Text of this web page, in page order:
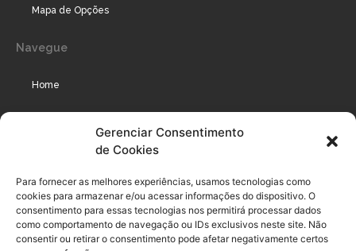
Gerenciar Consentimento
de Cookies
Para fornecer as melhores experiências, usamos tecnologias como
cookies para armazenar e/ou acessar informações do dispositivo. O
consentimento para essas tecnologias nos permitirá processar dados
como comportamento de navegação ou IDs exclusivos neste site. Não
consentir ou retirar o consentimento pode afetar negativamente certos
Mapa de Opções
Navegue
Home
Podcast
Legal